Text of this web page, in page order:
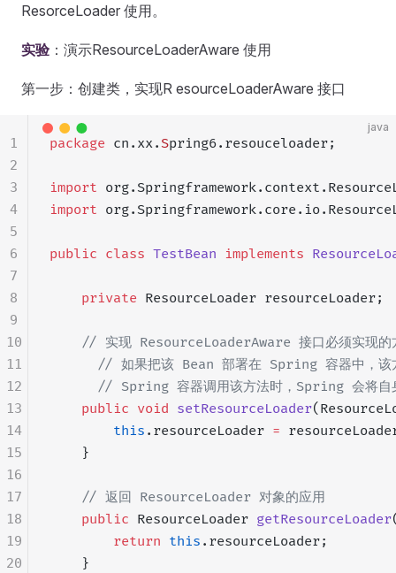
ResorceLoader 使用。
实验 ：演示ResourceLoaderAware 使用
第一步：创建类，实现R esourceLoaderAware 接口
java
package cn.xx. Spring6.resouceloader;
import
import
public class TestBean implements
    private
ResourceLoader resourceLoader;
// 实现 ResourceLoaderAware 接口必须实现的
// 如果把该 Bean 部署在 Spring 容器中，
// Spring 容器调用该方法时，Spring 会将自
    public
void setResourceLoader
        this
.resourceLoader =
    }
    // 返回 ResourceLoader 对象的应用
    public
ResourceLoader getResourceLoader
        return
this .resourceLoader;
    }
1
2
3
4
5
6
7
8
9
10
11
12
13
14
15
16
17
18
19
20